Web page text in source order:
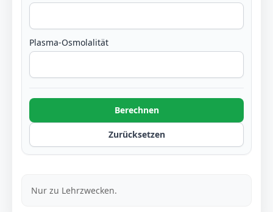
Plasma-Osmolalität
Berechnen
Zurücksetzen
Nur zu Lehrzwecken.